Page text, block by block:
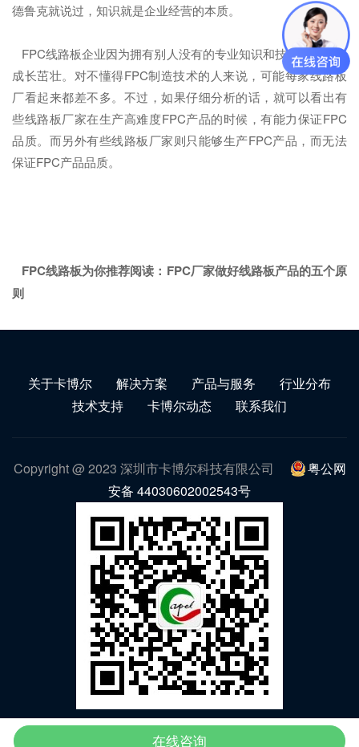
德鲁克就说过，知识就是企业经营的本质。
FPC线路板企业因为拥有别人没有的专业知识和技能，而能够
成长茁壮。对不懂得FPC制造技术的人来说，可能每家线路板
厂看起来都差不多。不过，如果仔细分析的话，就可以看出有
些线路板厂家在生产高难度FPC产品的时候，有能力保证FPC
品质。而另外有些线路板厂家则只能够生产FPC产品，而无法
保证FPC产品品质。
FPC线路板为你推荐阅读： FPC厂家做好线路板产品的五个原
则
关于卡博尔 解决方案 产品与服务
行业分布
技术支持
卡博尔动态 联系我们
Copyright @ 2023 深圳市卡博尔科技有限公司
粤公网
安备 44030602002543号
微信公众号
在线咨询